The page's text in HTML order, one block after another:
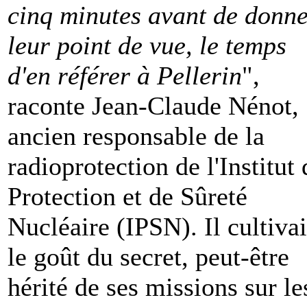
cinq minutes avant de
leur point de vue, le temps
d'en référer à Pellerin",
raconte Jean-Claude Nénot,
ancien responsable de la
radioprotection de l'Institut
Protection et de Sûreté
Nucléaire (IPSN). Il
le goût du secret, peut-être
hérité de ses missions sur